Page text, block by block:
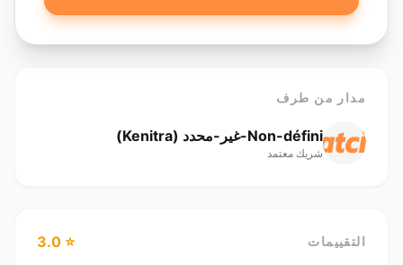
مدار من طرف
Non-défini-غير-محدد ( Kenitra)
شريك معتمد
التقييمات ⭐ 3.0